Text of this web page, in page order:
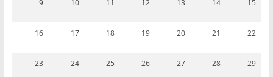
9 10 11 12 13 14 15
16 17 18 19 20 21 22
23 24 25 26 27 28 29